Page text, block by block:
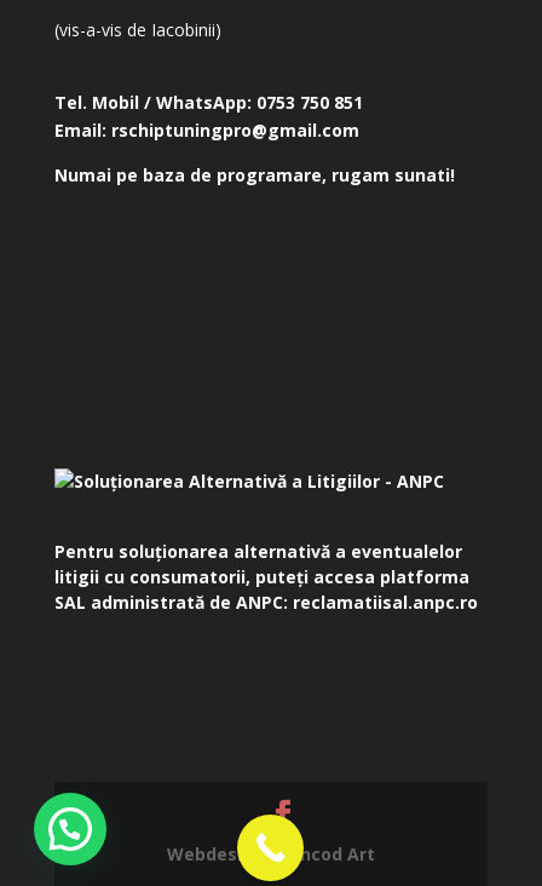
(vis-a-vis de Iacobinii)
Tel. Mobil / WhatsApp: 0753 750 851
Email: rschiptuningpro@gmail.com
Numai pe baza de programare, rugam sunati!
Pentru soluționarea alternativă a eventualelor
litigii cu consumatorii, puteți accesa platforma
SAL administrată de ANPC: reclamatiisal.anpc.ro
Webdesign by Incod Art